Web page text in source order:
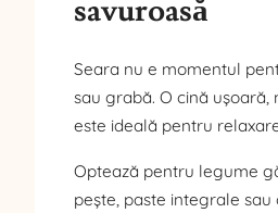
savuroasă
Seara nu e momentul
sau grabă. O cină ușoară,
este ideală pentru
Optează pentru legume
pește, paste integrale sau